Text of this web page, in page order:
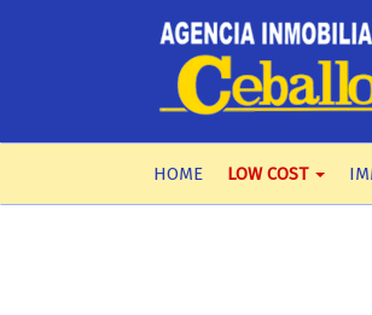
HOME LOW COST